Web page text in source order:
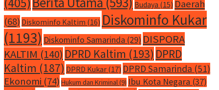
Budaya (15) Daerah
(68) Diskominfo Kaltim (16) Diskominfo Kukar
(1193) Diskominfo Samarinda (29) DISPORA
KALTIM (140) DPRD Kaltim (193) DPRD
Kaltim (187) DPRD Kukar (17) DPRD Samarinda (51)
Ekonomi (74) Hukum dan Kriminal(9) Ibu Kota Negara (37)